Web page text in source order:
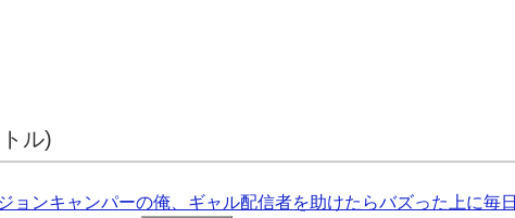
ル)
ョンキャンパーの俺、ギャル配信者を助けたらバズった上に毎日